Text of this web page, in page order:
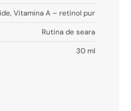
, Vitamina A – retinol pur
Rutina de seara
30 ml